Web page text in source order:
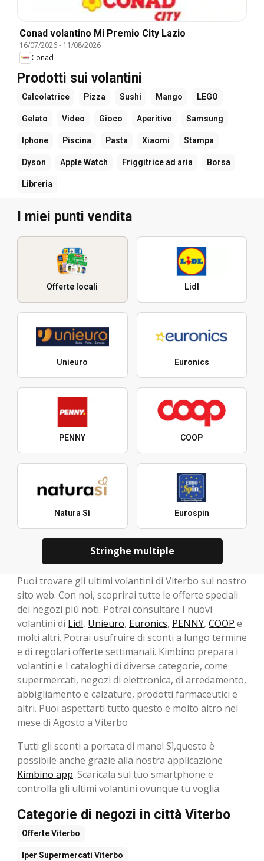
Conad volantino Mi Premio City Lazio
16/07/2026- 11/08/2026
Conad
Prodotti sui volantini
Calcolatrice Pizza Sushi Mango LEGO
Gelato Video Gioco Aperitivo Samsung
Iphone Piscina Pasta Xiaomi Stampa
Dyson Apple Watch Friggitrice ad aria Borsa
Libreria
I miei punti vendita
Offerte locali Lidl
Unieuro Euronics
PENNY COOP
Natura Sì Eurospin
Stringhe multiple
Puoi trovare gli ultimi volantini di Viterbo sul nostro
sito web. Con noi, scoprirai tutte le offerte speciali
dei negozi più noti. Potrai consultare I nuovi
volantini di Lidl, Unieuro, Euronics, PENNY, COOP e
molti altri. Potrai usufruire di sconti a lungo termine
e di regolari offerte settimanali. Kimbino prepara i
volantini e I cataloghi di diverse categorie, come
supermercati, negozi di elettronica, di arredamento,
abbigliamento e calzature, prodotti farmaceutici e
altri. Puoi aspettarti tutto questo e molto altro nel
mese di Agosto a Viterbo
Tutti gli sconti a portata di mano! Sì,questo è
possibile anche grazie alla nostra applicazione
Kimbino app. Scaricala sul tuo smartphone e
controlla gli ultimi volantini ovunque tu voglia.
Categorie di negozi in città Viterbo
OfferteViterbo
Iper Supermercati Viterbo